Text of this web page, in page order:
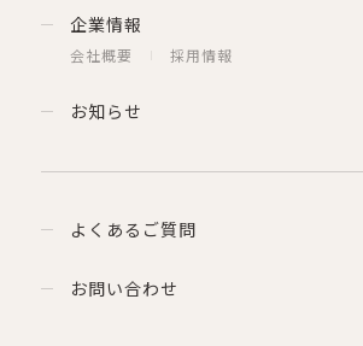
企業情報
会社概要 採用情報
お知らせ
よくあるご質問
お問い合わせ